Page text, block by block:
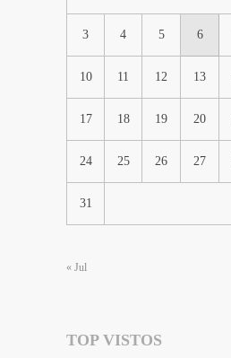
3 4 5 6
10 11 12 13
17 18 19 20
24 25 26 27
31
« Jul
TOP VISTOS